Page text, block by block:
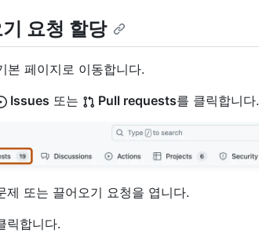
요청 할당
본 페이지로 이동합니다.
Issues 또는 Pull requests를 클릭합니다.
제 또는 끌어오기 요청을 엽니다.
릭합니다.